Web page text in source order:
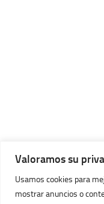
Valoramos su
Usamos cookies para
mostrar anuncios o